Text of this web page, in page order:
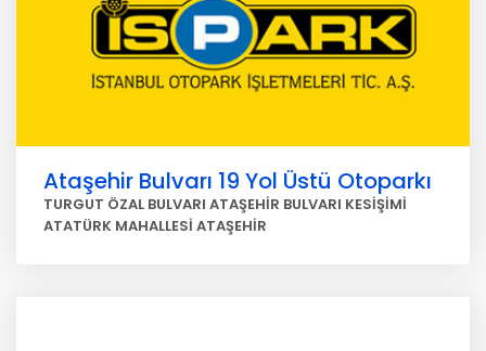
Ataşehir Bulvarı 19 Yol Üstü Otoparkı
TURGUT ÖZAL BULVARI ATAŞEHİR BULVARI KESİŞİMİ
ATATÜRK MAHALLESİ ATAŞEHİR